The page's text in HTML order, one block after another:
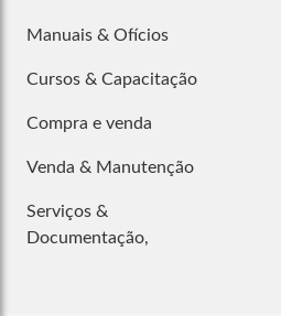
Manuais & Ofícios
Cursos & Capacitação
Compra e venda
Venda & Manutenção
Serviços &
Documentação,